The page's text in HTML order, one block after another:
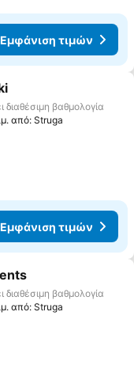
Εμφάνιση τιμών
στα αγαπημένα
διαθέσιμη βαθμολογία
από: Struga
Εμφάνιση τιμών
στα αγαπημένα
διαθέσιμη βαθμολογία
από: Struga